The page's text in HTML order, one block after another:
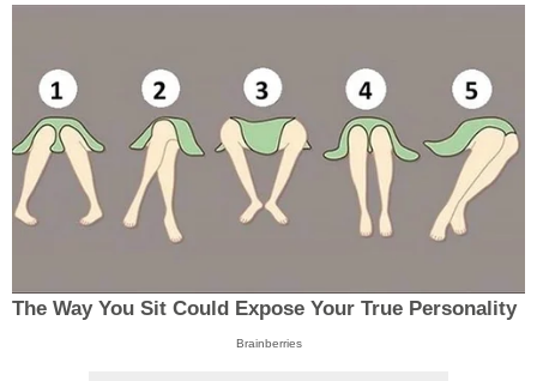
The Way You Sit Could Expose Your True Personality
Brainberries